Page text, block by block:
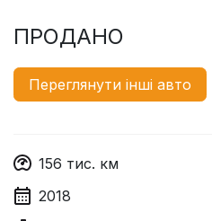
ПРОДАНО
Переглянути інші авто
156 тис. км
2018